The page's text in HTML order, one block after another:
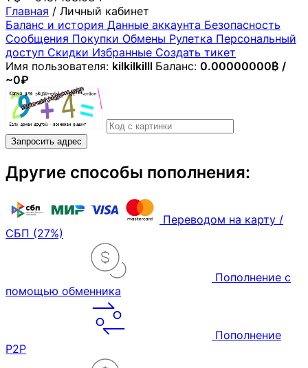
Главная / Личный кабинет
Баланс и история Данные аккаунта Безопасность
Сообщения Покупки Обмены Рулетка Персональный
доступ Скидки Избранные Создать тикет
Имя пользователя: kilkilkilll Баланс: 0.00000000₿ /
~0₽
Запросить адрес
Другие способы пополнения:
Переводом на карту /
СБП (27%)
Пополнение с
помощью обменника
Пополнение
P2P